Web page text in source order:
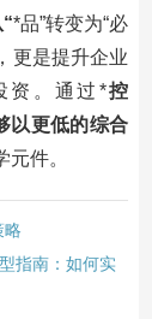
*品”转变为“必
更是提升企业
资。通过*控
以更低的综合
元件。
略
指南：如何实